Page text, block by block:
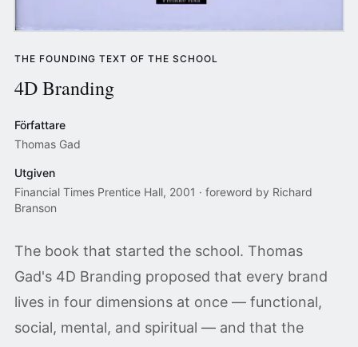
THE FOUNDING TEXT OF THE SCHOOL
4D Branding
Författare
Thomas Gad
Utgiven
Financial Times Prentice Hall, 2001 · foreword by Richard
Branson
The book that started the school. Thomas
Gad's 4D Branding proposed that every brand
lives in four dimensions at once — functional,
social, mental, and spiritual — and that the